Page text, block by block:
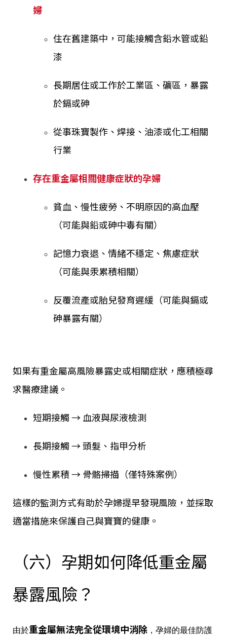
婦
住在舊建築中，可能接觸含鉛水管或鉛
漆
長期居住或工作於工業區、礦區，暴露
於鎘或砷
從事珠寶製作、焊接、油漆或化工相關
行業
存在重金屬相關健康症狀的孕婦
貧血、慢性疲勞、不明原因的高血壓
（可能與鉛或砷中毒有關）
記憶力衰退、情緒不穩定、焦慮症狀
（可能與汞累積相關）
反覆流產或胎兒發育遲緩（可能與鎘或
砷暴露有關）
如果有重金屬高風險暴露史或相關症狀，應積極尋
求醫療建議。
短期接觸 → 血液與尿液檢測
長期接觸 → 頭髮、指甲分析
慢性累積 → 骨骼掃描（僅特殊案例）
這樣的監測方式有助於孕婦提早發現風險，並採取
適當措施來保護自己與寶寶的健康。
（六）孕期如何降低重金屬
暴露風險？
由於重金屬無法完全從環境中消除 ，孕婦的最佳防護